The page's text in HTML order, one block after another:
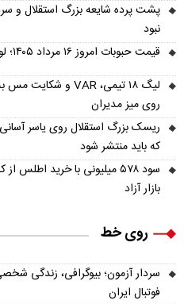
پشت پرده شایعه بزرگ استقلال و
نبود
قیمت حبوبات امروز ۱۶ مرداد ۱۴۰۵؛ لوبیا چیتی به مرز ۵۸۰ هزار تومان رسید
روی میز مدیران
ریسک بزرگ استقلال روی یاسر
که باید منتشر شود
سود ۵۷۸ میلیونی با خرید
بازار آزاد
روی خط
سردار آزمون؛ بیوگرافی، زندگی
فوتبال ایران